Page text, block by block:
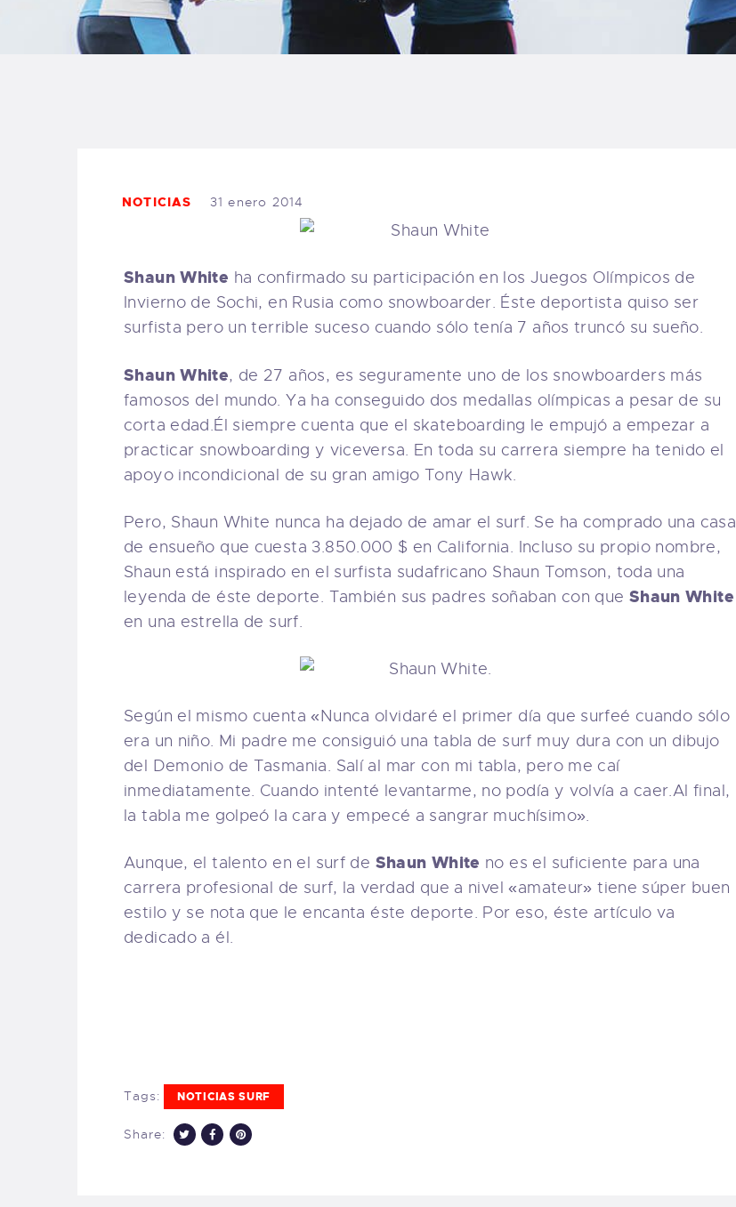
BLOG
TIENDA FAMILY
SURFERS
WEBCAM SALINAS
PEDIDOS
NOTICIAS 31 enero 2014
Shaun White ha confirmado su participación en los Juegos Olímpicos de
Invierno de Sochi, en Rusia como snowboarder. Éste deportista quiso ser
surfista pero un terrible suceso cuando sólo tenía 7 años truncó su sueño.
Shaun White, de 27 años, es seguramente uno de los snowboarders más
famosos del mundo. Ya ha conseguido dos medallas olímpicas a pesar de su
corta edad.Él siempre cuenta que el skateboarding le empujó a empezar a
practicar snowboarding y viceversa. En toda su carrera siempre ha tenido el
apoyo incondicional de su gran amigo Tony Hawk.
Pero, Shaun White nunca ha dejado de amar el surf. Se ha comprado una casa
de ensueño que cuesta 3.850.000 $ en California. Incluso su propio nombre,
Shaun está inspirado en el surfista sudafricano Shaun Tomson, toda una
leyenda de éste deporte. También sus padres soñaban con que Shaun White
en una estrella de surf.
Según el mismo cuenta «Nunca olvidaré el primer día que surfeé cuando sólo
era un niño. Mi padre me consiguió una tabla de surf muy dura con un dibujo
del Demonio de Tasmania. Salí al mar con mi tabla, pero me caí
inmediatamente. Cuando intenté levantarme, no podía y volvía a caer.Al final,
la tabla me golpeó la cara y empecé a sangrar muchísimo».
Aunque, el talento en el surf de Shaun White no es el suficiente para una
carrera profesional de surf, la verdad que a nivel «amateur» tiene súper buen
estilo y se nota que le encanta éste deporte. Por eso, éste artículo va
dedicado a él.
Tags: NOTICIAS SURF
Share: